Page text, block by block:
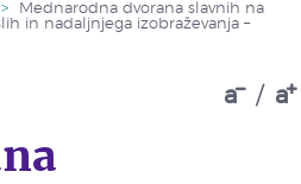
>
Mednarodna dvorana slavnih na
in nadaljnjega izobraževanja –
a / a